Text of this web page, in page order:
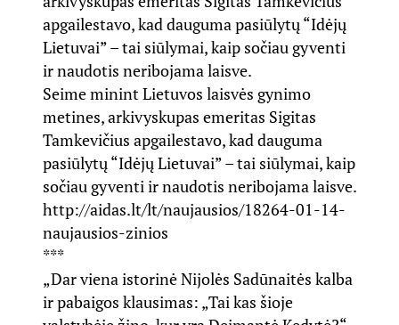
apgailestavo, kad dauguma pasiūlytų “Idėjų
Lietuvai” – tai siūlymai, kaip sočiau gyventi
ir naudotis neribojama laisve.
Seime minint Lietuvos laisvės gynimo
metines, arkivyskupas emeritas Sigitas
Tamkevičius apgailestavo, kad dauguma
pasiūlytų “Idėjų Lietuvai” – tai siūlymai, kaip
sočiau gyventi ir naudotis neribojama laisve.
http://aidas.lt/lt/naujausios/18264-01-14-
naujausios-zinios
***
„Dar viena istorinė Nijolės Sadūnaitės kalba
ir pabaigos klausimas: „Tai kas šioje